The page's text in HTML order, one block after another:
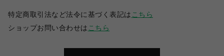
特定商取引法など法令に基づく表記は こちら
ショップお問い合わせは こちら